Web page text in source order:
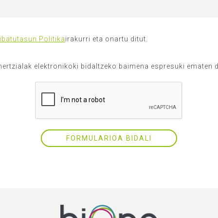
Politikairakurri eta onartu ditut.
elektronikoki bidaltzeko baimena espresuki ematen
FORMULARIOA BIDALI